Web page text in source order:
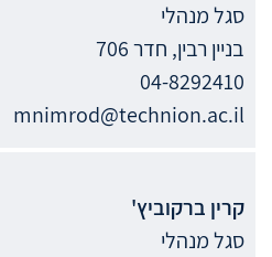
סגל מנהלי
בניין רבין, חדר 706
04-8292410
mnimrod@technion.ac.il
קרין ברקוביץ'
סגל מנהלי